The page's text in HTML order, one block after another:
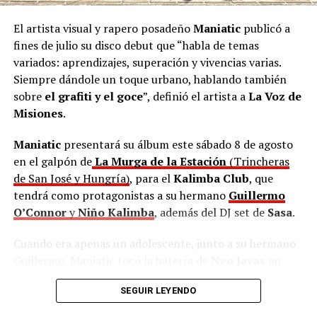
valiosa nos acompañe. Una mujer chamamecera de ley;
la más importante que hemos tenido”, apuntóSchuap
El artista visual y rapero posadeñoManiaticpublicó a
fines de julio su disco debut que “habla de temas
variados: aprendizajes, superación y vivencias varias.
Siempre dándole un toque urbano, hablando también
sobre el grafiti y el goce”, definió el artista aLa Voz de
Misiones.
Maniaticpresentará su álbum este sábado 8 de agosto
en el galpón deLa Murga de la Estación(Trincheras
de San José y Hungría), para elKalimba Club, que
tendrá como protagonistas a su hermano Guillermo
O’ConnoryNiño Kalimba, además del DJ set de Sasa.
Cuando era apenas un adolescente, junto a su hermano
Posadas, una banda de rock progresivo y psicodélico que
existió entre 2008 y 2012. Por su estilo único, fueron
SEGUIR LEYENDO